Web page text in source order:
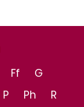
Ff
G
P Ph
R